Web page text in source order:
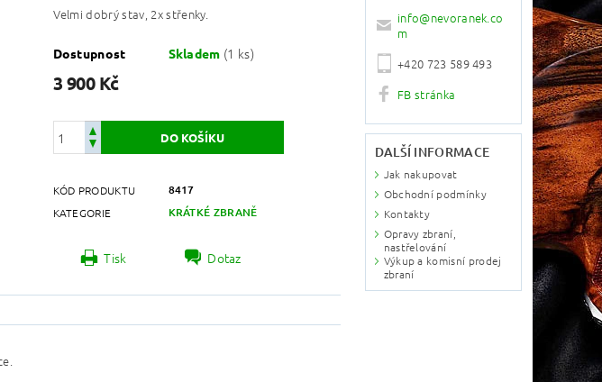
Velmi dobrý stav, 2x střenky.
Dostupnost Skladem (1 ks)
3 900 Kč
KÓD PRODUKTU 8417
KATEGORIE KRÁTKÉ ZBRANĚ
Tisk Dotaz
info@nevoranek.co
m
+420 723 589 493
FB stránka
DALŠÍ INFORMACE
Jak nakupovat
Obchodní podmínky
Kontakty
Opravy zbraní,
nastřelování
Výkup a komisní prodej
zbraní